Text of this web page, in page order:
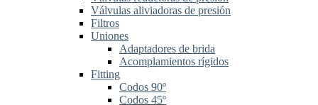
Válvulas aliviadoras de presión
Filtros
Uniones
Adaptadores de brida
Acomplamientos rígidos
Fitting
Codos 90º
Codos 45º